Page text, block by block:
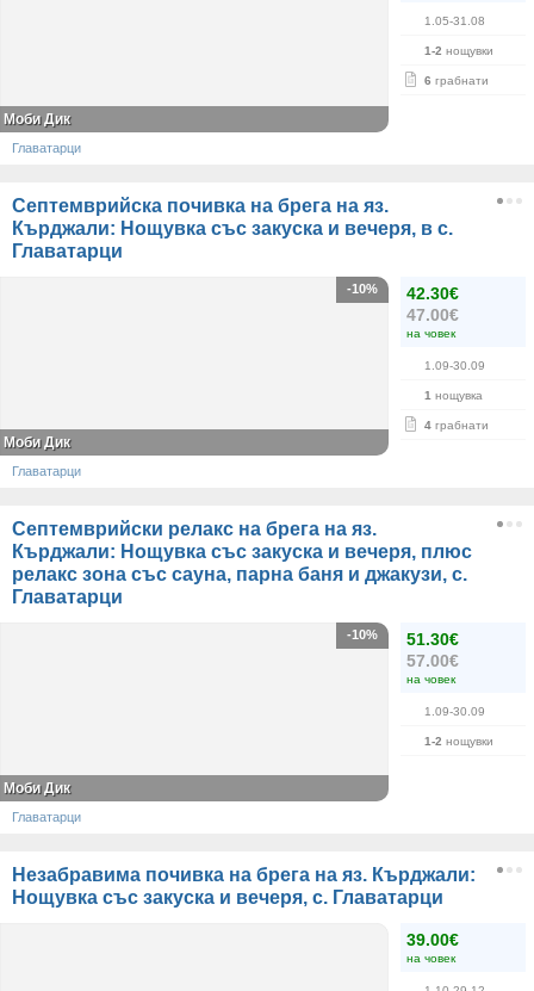
1.05-31.08
1-2 нощувки
6 грабнати
Моби Дик
Главатарци
Септемврийска почивка на брега на яз.
Кърджали: Нощувка със закуска и вечеря, в с.
Главатарци
42.30€
47.00€
на човек
1.09-30.09
1 нощувка
4 грабнати
-10%
Моби Дик
Главатарци
Септемврийски релакс на брега на яз.
Кърджали: Нощувка със закуска и вечеря, плюс
релакс зона със сауна, парна баня и джакузи, с.
Главатарци
51.30€
57.00€
на човек
1.09-30.09
1-2 нощувки
-10%
Моби Дик
Главатарци
Незабравима почивка на брега на яз. Кърджали:
Нощувка със закуска и вечеря, с. Главатарци
39.00€
на човек